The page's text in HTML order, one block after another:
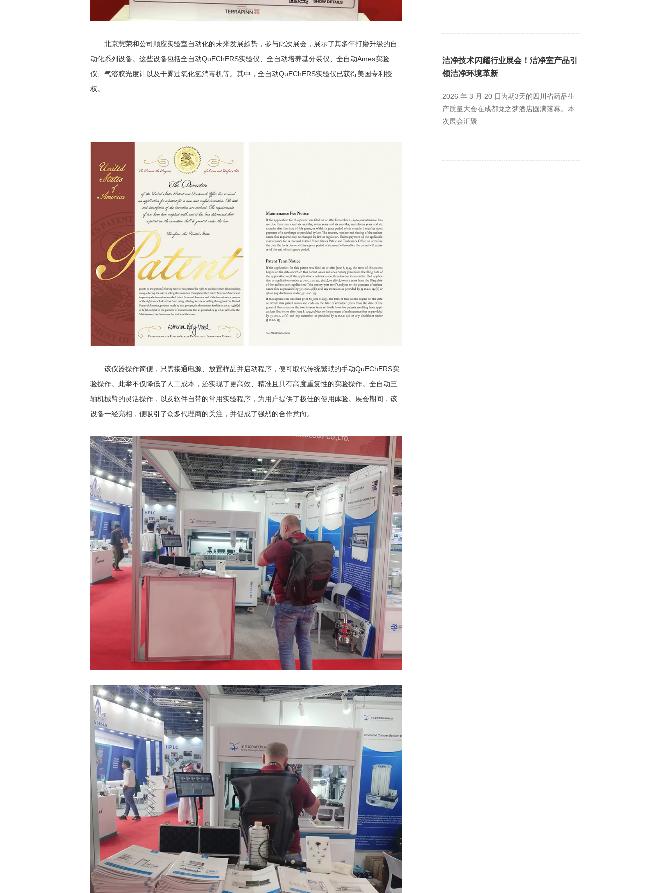
北京慧荣和公司顺应实验室自动化的未来发展趋势，参与此次展会，展示了其多年打磨升级的自
动化系列设备。这些设备包括全自动QuEChERS实验仪、全自动培养基分装仪、全自动Ames实验
仪、气溶胶光度计以及干雾过氧化氢消毒机等。其中，全自动QuEChERS实验仪已获得美国专利授
权。
该仪器操作简便，只需接通电源、放置样品并启动程序，便可取代传统繁琐的手动QuEChERS实
验操作。此举不仅降低了人工成本，还实现了更高效、精准且具有高度重复性的实验操作。全自动三
轴机械臂的灵活操作，以及软件自带的常用实验程序，为用户提供了极佳的使用体验。展会期间，该
设备一经亮相，便吸引了众多代理商的关注，并促成了强烈的合作意向。
洁净技术闪耀行业展会！洁净室产品引
领洁净环境革新
2026 年 3 月 20 日为期3天的四川省药品生
产质量大会在成都龙之梦酒店圆满落幕。本
次展会汇聚